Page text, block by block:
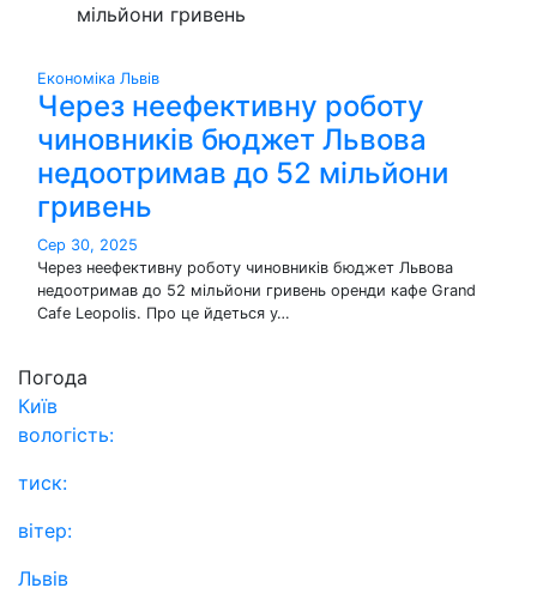
мільйони гривень
Економіка Львів
Через неефективну роботу
чиновників бюджет Львова
недоотримав до 52 мільйони
гривень
Сер 30, 2025
Через неефективну роботу чиновників бюджет Львова
недоотримав до 52 мільйони гривень оренди кафе Grand
Cafe Leopolis. Про це йдеться у…
Погода
Київ
вологість:
тиск:
вітер:
Львів